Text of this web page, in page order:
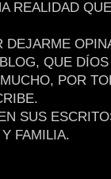
REALIDAD
DEJARME
QUE
POR
SUS
FAMILIA.